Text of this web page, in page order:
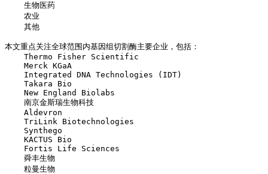
    生物医药
    农业
    其他
本文重点关注全球范围内基因组切割酶主要企业，包括：
    Thermo Fisher Scientific
    Merck KGaA
    Integrated DNA Technologies (IDT)
    Takara Bio
    New England Biolabs
    南京金斯瑞生物科技
    Aldevron
    TriLink Biotechnologies
    Synthego
    KACTUS Bio
    Fortis Life Sciences
    舜丰生物
    粒曼生物